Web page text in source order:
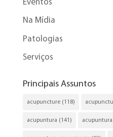
Eventos
Na Mídia
Patologias
Serviços
Principais Assuntos
acupuncture(118)
acupuntura (141)